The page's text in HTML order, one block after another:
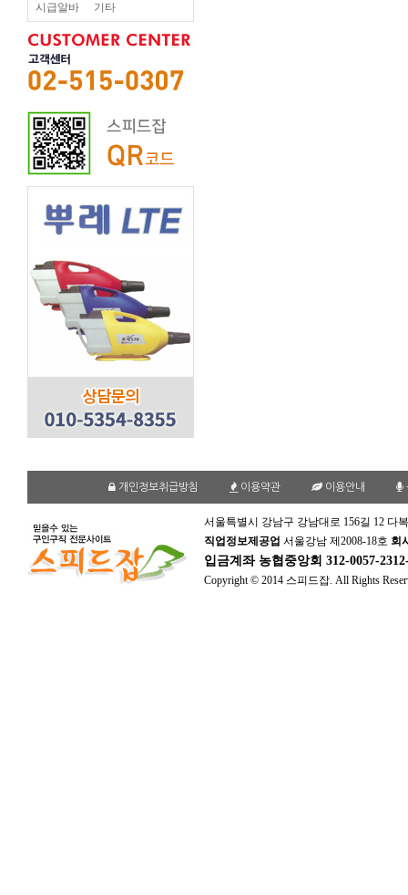
시급알바 기타
개인정보취급방침 이용약관 이용안내
서울특별시 강남구 강남대로 156길 12 다
직업정보제공업 서울강남 제2008-18호 회
입금계좌 농협중앙회 312-0057-
Copyright © 2014 스피드잡. All Rights